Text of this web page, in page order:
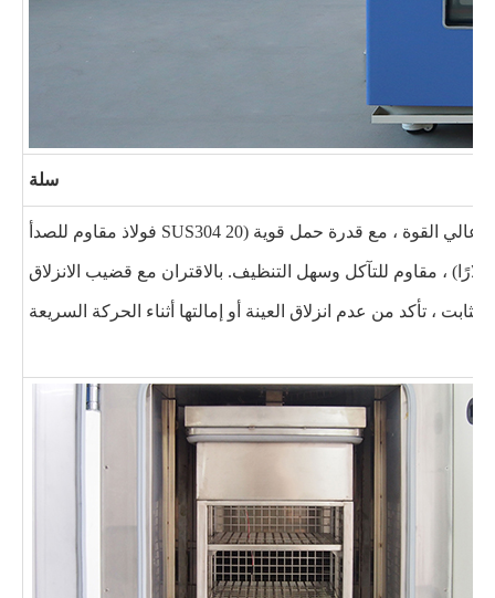
سلة
فولاذ مقاوم للصدأ SUS304 عالي القوة ، مع قدرة حمل قوية (20
، مقاوم للتآكل وسهل التنظيف. بالاقتران مع قضيب الانزلاق